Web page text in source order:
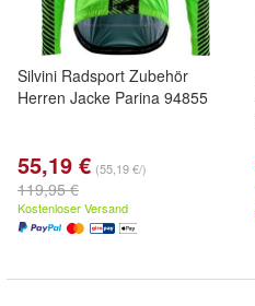
Silvini Radsport Zubehör
Herren Jacke Parina 94855
55,19 € (55,19 €/)
119,95 €
Kostenloser Versand